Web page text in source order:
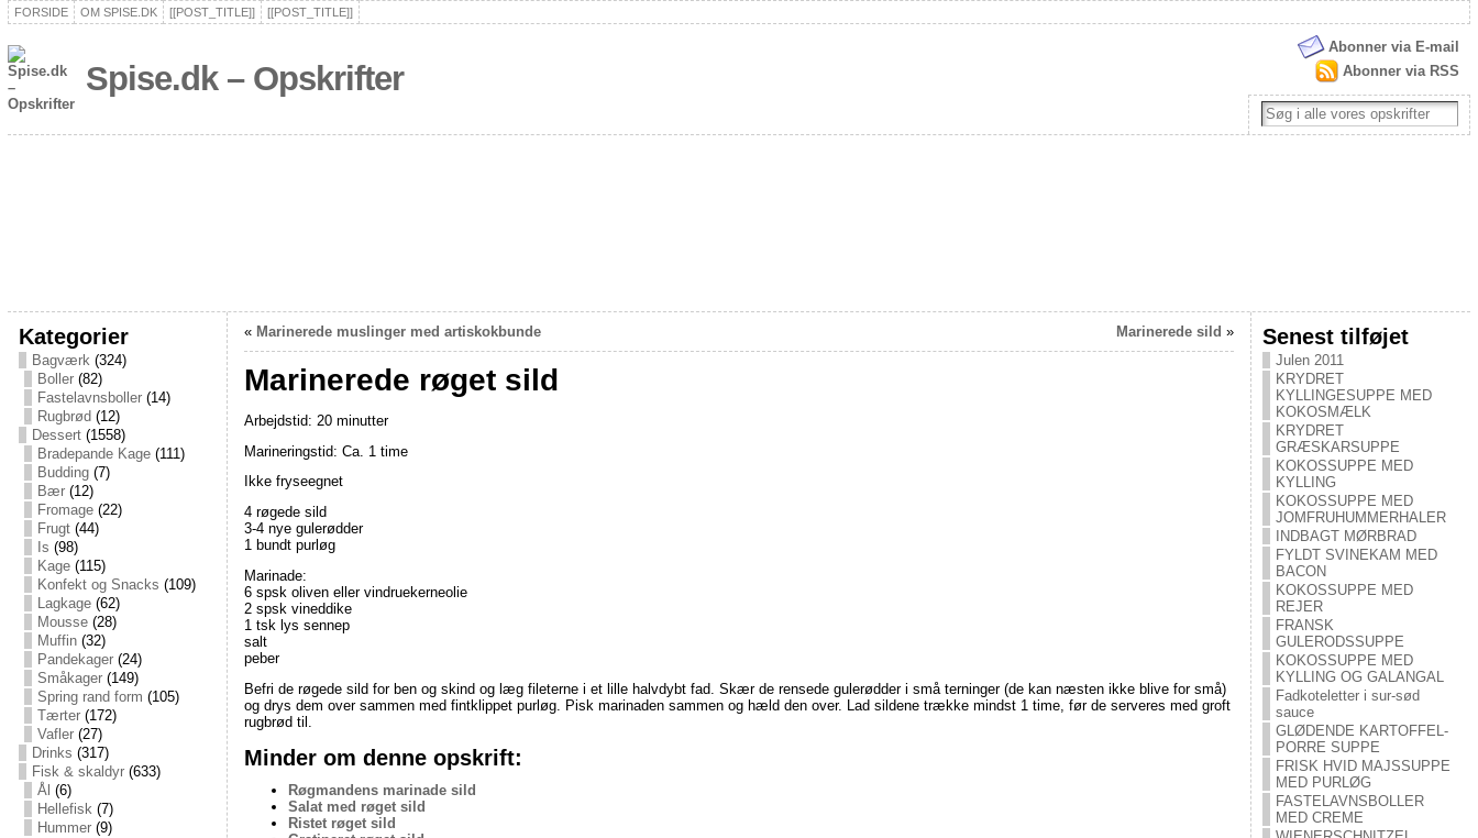
FORSIDE OM SPISE.DK [[POST_TITLE]] [[POST_TITLE]]
Spise.dk – Opskrifter
Abonner via E-mail
Abonner via RSS
Kategorier
Bagværk(324)
Boller(82)
Fastelavnsboller(14)
Rugbrød (12)
Dessert(1558)
Bradepande Kage(111)
Budding(7)
Bær(12)
Fromage(22)
Frugt(44)
Is (98)
Kage(115)
Konfekt og Snacks (109)
Lagkage(62)
Mousse(28)
Muffin(32)
Pandekager(24)
Småkager(149)
Spring rand form (105)
Tærter(172)
Vafler(27)
Drinks (317)
Fisk & skaldyr(633)
Ål (6)
Hellefisk(7)
Hummer(9)
« Marinerede muslinger med artiskokbunde Marinerede sild »
Marinerede røget sild
Arbejdstid: 20 minutter
Marineringstid: Ca. 1 time
Ikke fryseegnet
4 røgede sild
3-4 nye gulerødder
1 bundt purløg
Marinade:
6 spsk oliven eller vindruekerneolie
2 spsk vineddike
1 tsk lys sennep
salt
peber
Befri de røgede sild for ben og skind og læg fileterne i et lille halvdybt fad. Skær de rensede gulerødder i små terninger (de kan næsten ikke blive for små)
og drys dem over sammen med fintklippet purløg. Pisk marinaden sammen og hæld den over. Lad sildene trække mindst 1 time, før de serveres med groft
rugbrød til.
Minder om denne opskrift:
Røgmandens marinade sild
Salat med røget sild
Ristet røget sild
Senest tilføjet
Julen 2011
KRYDRET
KYLLINGESUPPE MED
KOKOSMÆLK
KRYDRET
GRÆSKARSUPPE
KOKOSSUPPE MED
KYLLING
KOKOSSUPPE MED
JOMFRUHUMMERHALER
INDBAGT MØRBRAD
FYLDT SVINEKAM MED
BACON
KOKOSSUPPE MED
REJER
FRANSK
GULERODSSUPPE
KOKOSSUPPE MED
KYLLING OG GALANGAL
Fadkoteletter i sur-sød
sauce
GLØDENDE KARTOFFEL-
PORRE SUPPE
FRISK HVID MAJSSUPPE
MED PURLØG
FASTELAVNSBOLLER
MED CREME